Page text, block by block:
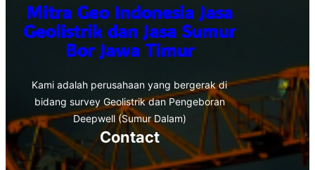
Mitra Geo Indonesia Jasa
Geolistrik dan Jasa Sumur
Bor Jawa Timur
Kami adalah perusahaan yang bergerak di
bidang survey Geolistrik dan Pengeboran
Deepwell (Sumur Dalam)
Contact